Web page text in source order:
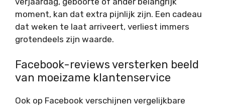
moment, kan dat extra pijnlijk zijn. Een cadeau
dat weken te laat arriveert, verliest immers
grotendeels zijn waarde.
Facebook-reviews versterken beeld
van moeizame klantenservice
Ook op Facebook verschijnen vergelijkbare